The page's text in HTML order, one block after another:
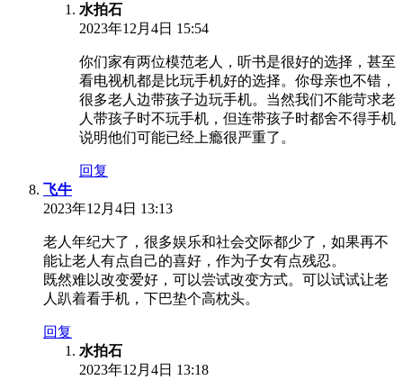
水拍石
2023年12月4日 15:54
你们家有两位模范老人，听书是很好的选择，甚至
看电视机都是比玩手机好的选择。你母亲也不错，
很多老人边带孩子边玩手机。当然我们不能苛求老
人带孩子时不玩手机，但连带孩子时都舍不得手机
说明他们可能已经上瘾很严重了。
回复
飞牛
2023年12月4日 13:13
老人年纪大了，很多娱乐和社会交际都少了，如果再不
能让老人有点自己的喜好，作为子女有点残忍。
既然难以改变爱好，可以尝试改变方式。可以试试让老
人趴着看手机，下巴垫个高枕头。
回复
水拍石
2023年12月4日 13:18